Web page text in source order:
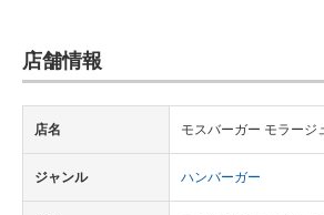
ちょっと気になるネットの話題
店舗情報
店名 モスバーガー モラージ
ジャンル ハンバーガー